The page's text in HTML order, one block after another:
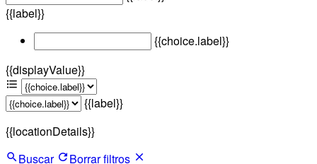
{{label}}
{{choice.label}}
{{displayValue}}
{{label}}
{{locationDetails}}
Buscar
Borrar filtros